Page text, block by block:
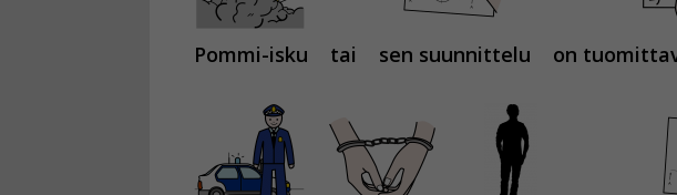
Pommi-isku tai sen suunnittelu on